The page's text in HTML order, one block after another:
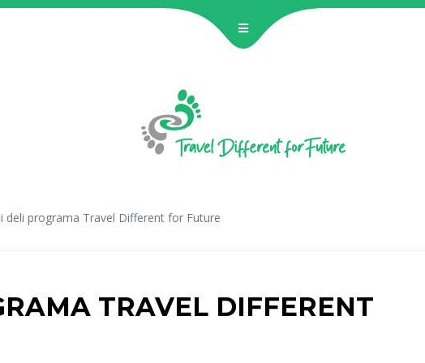
deli programa Travel Different for Future
TRAVEL DIFFERENT